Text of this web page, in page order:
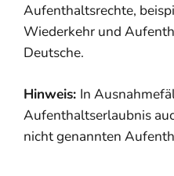
Aufenthaltsrechte,
Wiederkehr und
Deutsche.
Hinweis: In
Aufenthaltserlaubnis
nicht genannten